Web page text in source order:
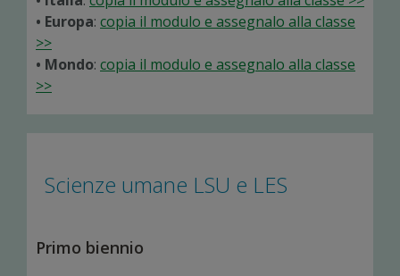
• Europa: copia il modulo e assegnalo alla classe
>>
• Mondo: copia il modulo e assegnalo alla classe
>>
Scienze umane LSU e LES
Primo biennio